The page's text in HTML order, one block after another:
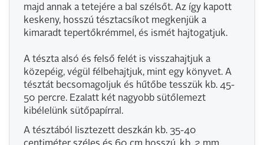
majd annak a tetejére a bal szélsőt. Az így kapott
keskeny, hosszú tésztacsíkot megkenjük a
kimaradt tepertőkrémmel, és ismét hajtogatjuk.
A tészta alsó és felső felét is visszahajtjuk a
közepéig, végül félbehajtjuk, mint egy könyvet. A
tésztát becsomagoljuk és hűtőbe tesszük kb. 45-
50 percre. Ezalatt két nagyobb sütőlemezt
kibélelünk sütőpapírral.
A tésztából lisztezett deszkán kb. 35-40